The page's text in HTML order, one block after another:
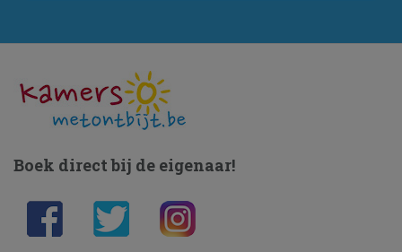
Boek direct bij de eigenaar!